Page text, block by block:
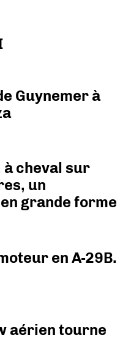
Guynemer à
cheval sur
un
grande forme
en A-29B.
aérien tourne